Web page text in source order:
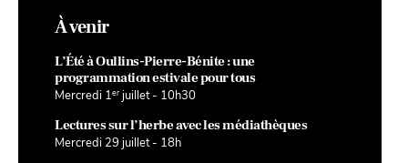
À venir
L’Été à Oullins-Pierre-Bénite : une
programmation estivale pour tous
Mercredi 1er juillet - 10h30
Lectures sur l’herbe avec les médiathèques
Mercredi 29 juillet - 18h